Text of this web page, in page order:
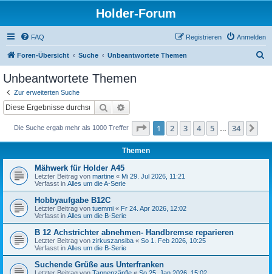
Holder-Forum
FAQ Anmelden
Registrieren
Foren-Übersicht Suche Unbeantwortete Themen
Unbeantwortete Themen
Zur erweiterten Suche
Suche
Die Suche ergab mehr als 1000 Treffer Seite 1von 34
1 2 3 4 5 34
Themen
Mähwerk für Holder A45
Letzter Beitrag von martine « Mi 29. Jul 2026, 11:21
Verfasst in Alles um die A-Serie
Hobbyaufgabe B12C
Letzter Beitrag von tuemmi « Fr 24. Apr 2026, 12:02
Verfasst in Alles um die B-Serie
B 12 Achstrichter abnehmen- Handbremse reparieren
Letzter Beitrag von zirkuszansiba « So 1. Feb 2026, 10:25
Verfasst in Alles um die B-Serie
Suchende Grüße aus Unterfranken
Letzter Beitrag von Tannenzäpfle « So 25. Jan 2026, 15:02